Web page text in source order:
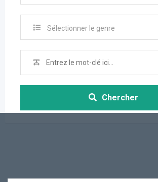
Sélectionner le genre
Chercher